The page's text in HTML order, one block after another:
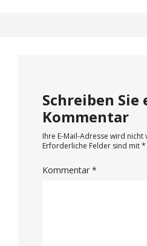
Schreiben Sie
Kommentar
Ihre E-Mail-Adresse wird
Erforderliche Felder sind mit*
Kommentar *